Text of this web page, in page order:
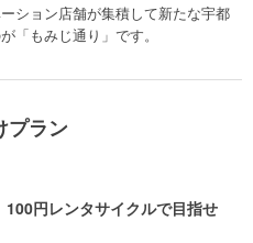
ション店舗が集積して新たな宇都
「もみじ通り」です。
プラン
100円レンタサイクルで目指せ